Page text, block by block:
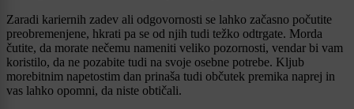
Zaradi kariernih zadev ali odgovornosti se lahko začasno počutite
preobremenjene, hkrati pa se od njih tudi težko odtrgate. Morda
čutite, da morate nečemu nameniti veliko pozornosti, vendar bi vam
koristilo, da ne pozabite tudi na svoje osebne potrebe. Kljub
morebitnim napetostim dan prinaša tudi občutek premika naprej in
vas lahko opomni, da niste obtičali.